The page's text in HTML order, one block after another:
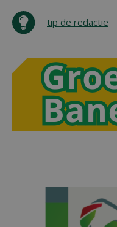
tip de redactie